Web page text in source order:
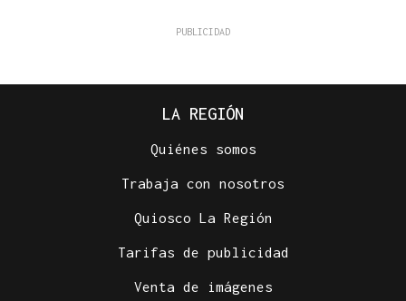
LA REGIÓN
Quiénes somos
Trabaja con nosotros
Quiosco La Región
Tarifas de publicidad
Venta de imágenes